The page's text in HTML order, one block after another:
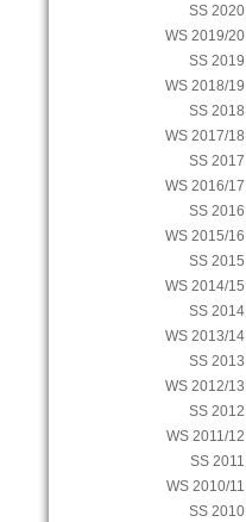
SS 2020
WS 2019/20
SS 2019
WS 2018/19
SS 2018
WS 2017/18
SS 2017
WS 2016/17
SS 2016
WS 2015/16
SS 2015
WS 2014/15
SS 2014
WS 2013/14
SS 2013
WS 2012/13
SS 2012
WS 2011/12
SS 2011
WS 2010/11
SS 2010